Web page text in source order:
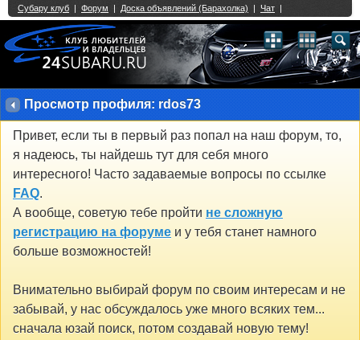
Просмотр профиля: rdos73
Привет, если ты в первый раз попал на наш форум, то,
я надеюсь, ты найдешь тут для себя много
интересного! Часто задаваемые вопросы по ссылке
FAQ.
А вообще, советую тебе пройти не сложную
регистрацию на форуме и у тебя станет намного
больше возможностей!
Внимательно выбирай форум по своим интересам и не
забывай, у нас обсуждалось уже много всяких тем...
сначала юзай поиск, потом создавай новую тему!
Single Sign On provided byvBSSO
2 3 4 5 6 7 8 9 10 11 12 13 14 15 16 17 18 21 22 23 24 25 26
27 28 29 30 31 32 33 34 35 36 37 38 39 40 41 42 43